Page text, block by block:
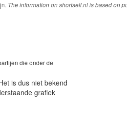
The information on shortsell.nl is based on
die onder de
is dus niet bekend
grafiek